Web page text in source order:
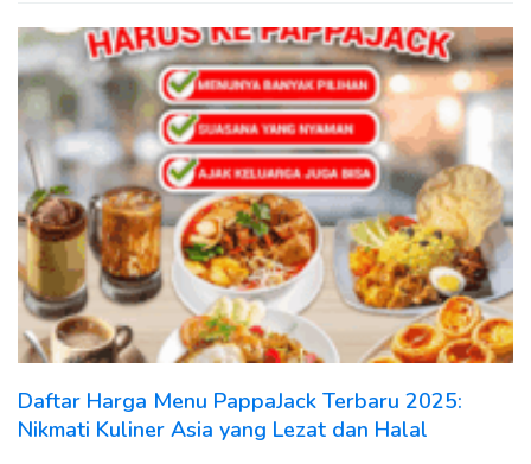
Daftar Harga Menu PappaJack Terbaru 2025:
Nikmati Kuliner Asia yang Lezat dan Halal